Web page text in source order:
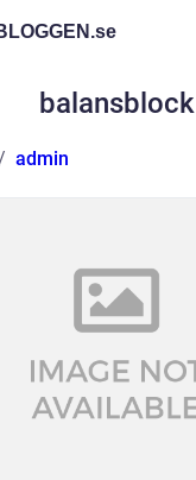
se
balansblock
admin